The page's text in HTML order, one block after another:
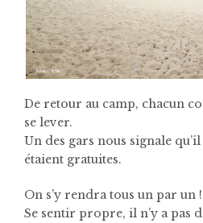
De retour au camp, chacun
se lever.
Un des gars nous signale
étaient gratuites.
On s’y rendra tous un par un !
Se sentir propre, il n’y a pas